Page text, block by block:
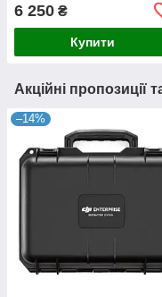
6 250 ₴
Купити
Акційні пропозиції
–14%